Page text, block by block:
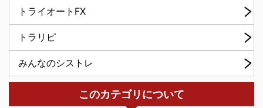
トライオートFX
トラリピ
みんなのシストレ
このカテゴリについて